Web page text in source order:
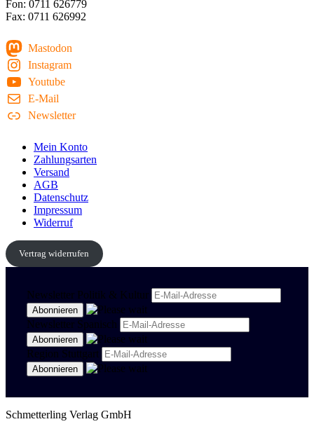
Fon: 0711 626779
Fax: 0711 626992
Mastodon
Instagram
Youtube
E-Mail
Newsletter
Mein Konto
Zahlungsarten
Versand
AGB
Datenschutz
Impressum
Widerruf
Vertrag widerrufen
Newsletter Politik & Kultur
Newsletter Spanisch
Region Stuttgart
Schmetterling Verlag GmbH